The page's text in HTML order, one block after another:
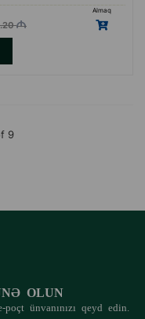
Almaq
9
OLUN
ünvanınızı qeyd edin.